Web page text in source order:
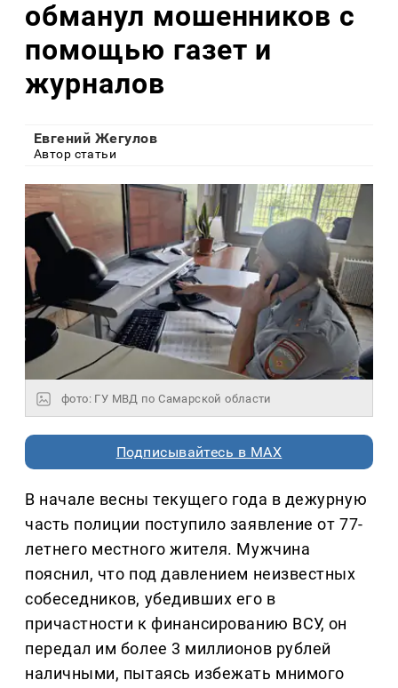
обманул мошенников с
помощью газет и
журналов
Евгений Жегулов
Автор статьи
фото: ГУ МВД по Самарской области
Подписывайтесь в MAX
В начале весны текущего года в дежурную
часть полиции поступило заявление от 77-
летнего местного жителя. Мужчина
пояснил, что под давлением неизвестных
собеседников, убедивших его в
причастности к финансированию ВСУ, он
передал им более 3 миллионов рублей
наличными, пытаясь избежать мнимого